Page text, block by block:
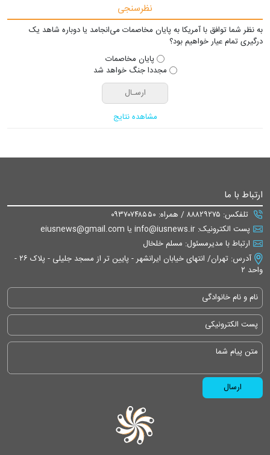
نظرسنجی
به نظر شما توافق با آمریکا به پایان مخاصمات می‌انجامد یا دوباره شاهد یک
درگیری تمام عیار خواهیم بود؟
پایان مخاصمات
مجددا جنگ خواهد شد
مشاهده نتایج
ارتباط با ما
تلفکس: ۸۸۸۲۹۲۷۵ / همراه: ۰۹۳۷۰۷۴۸۵۵۰
پست الکترونیک: info@iusnews.ir یا eiusnews@gmail.com
ارتباط با مدیرمسئول: مسلم خلخال
آدرس: تهران/ انتهای خیابان ایرانشهر - پایین تر از مسجد جلیلی - پلاک ۲۶ -
واحد ۲